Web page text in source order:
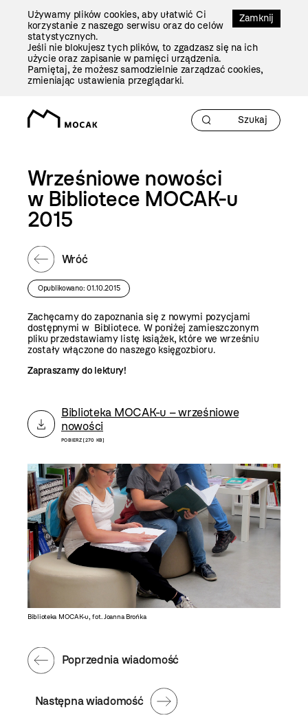
Zamknij
Używamy plików cookies, aby ułatwić Ci
korzystanie z naszego serwisu oraz do celów
statystycznych.
Jeśli nie blokujesz tych plików, to zgadzasz się na ich
użycie oraz zapisanie w pamięci urządzenia.
Pamiętaj, że możesz samodzielnie zarządzać cookies,
zmieniając ustawienia przeglądarki.
Wrześniowe nowości
w Bibliotece MOCAK-u
2015
Wróć
Opublikowano: 01.10.2015
Zachęcamy do zapoznania się z nowymi pozycjami
dostępnymi w Bibliotece. W poniżej zamieszczonym
pliku przedstawiamy listę książek, które we wrześniu
zostały włączone do naszego księgozbioru.
Zapraszamy do lektury!
Biblioteka MOCAK-u – wrześniowe
nowości
POBIERZ [270 KB]
Biblioteka MOCAK-u, fot. Joanna Brońka
Następna wiadomość
Poprzednia wiadomość